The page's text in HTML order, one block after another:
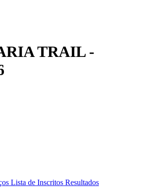
TRAIL -
Lista de Inscritos Resultados